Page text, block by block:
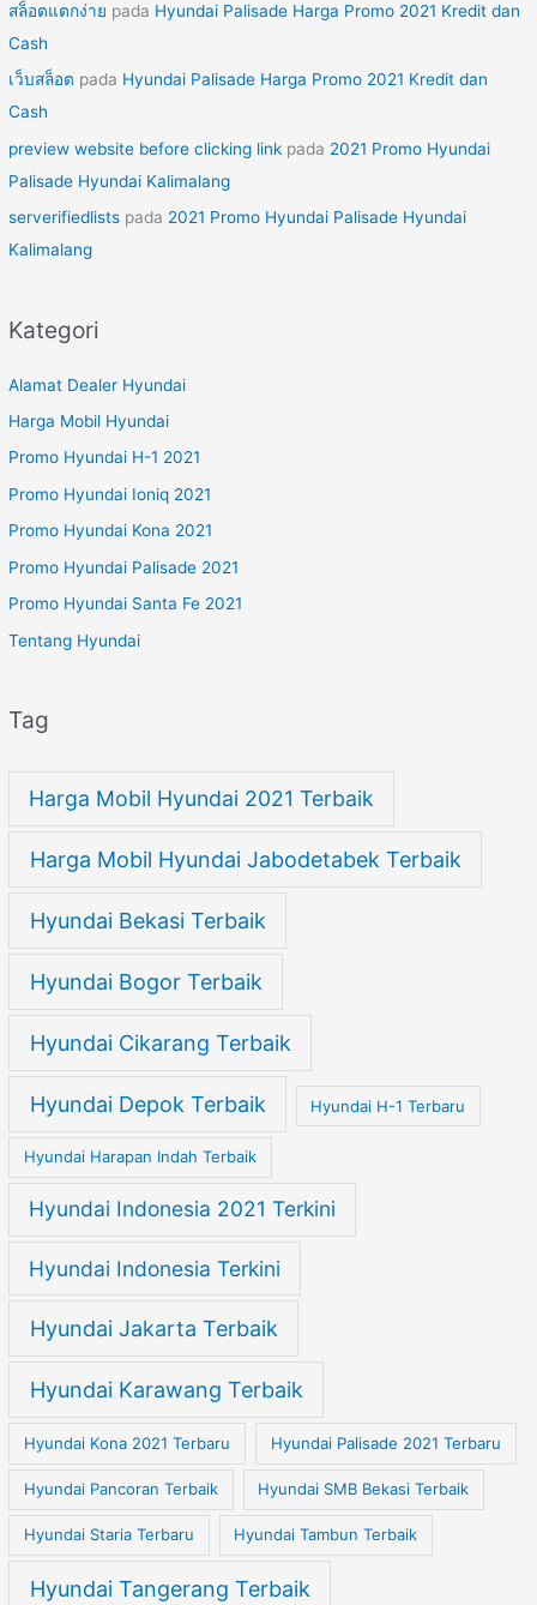
สล็อตแตกง่าย pada Hyundai Palisade Harga Promo 2021 Kredit dan
Cash
เว็บสล็อต pada Hyundai Palisade Harga Promo 2021 Kredit dan
Cash
preview website before clicking link pada 2021 Promo Hyundai
Palisade Hyundai Kalimalang
serverifiedlists pada 2021 Promo Hyundai Palisade Hyundai
Kalimalang
Kategori
Alamat Dealer Hyundai
Harga Mobil Hyundai
Promo Hyundai H-1 2021
Promo Hyundai Ioniq 2021
Promo Hyundai Kona 2021
Promo Hyundai Palisade 2021
Promo Hyundai Santa Fe 2021
Tentang Hyundai
Tag
Harga Mobil Hyundai 2021 Terbaik
Harga Mobil Hyundai Jabodetabek Terbaik
Hyundai Bekasi Terbaik
Hyundai Bogor Terbaik
Hyundai Cikarang Terbaik
Hyundai Depok Terbaik Hyundai H-1 Terbaru
Hyundai Harapan Indah Terbaik
Hyundai Indonesia 2021 Terkini
Hyundai Indonesia Terkini
Hyundai Jakarta Terbaik
Hyundai Karawang Terbaik
Hyundai Kona 2021 Terbaru Hyundai Palisade 2021 Terbaru
Hyundai Pancoran Terbaik Hyundai SMB Bekasi Terbaik
Hyundai Staria Terbaru Hyundai Tambun Terbaik
Hyundai Tangerang Terbaik